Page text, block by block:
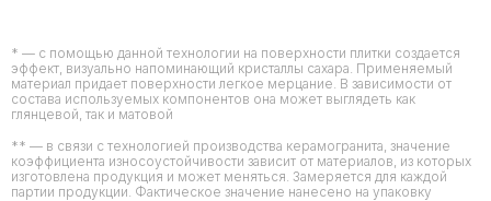
* — с помощью данной технологии на поверхности плитки создается
эффект, визуально напоминающий кристаллы сахара. Применяемый
материал придает поверхности легкое мерцание. В зависимости от
состава используемых компонентов она может выглядеть как
глянцевой, так и матовой
** — в связи с технологией производства керамогранита, значение
коэффициента износоустойчивости зависит от материалов, из которых
изготовлена продукция и может меняться. Замеряется для каждой
партии продукции. Фактическое значение нанесено на упаковку